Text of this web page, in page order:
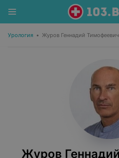
Урология • Журов Геннадий Тимофеевич
Журов